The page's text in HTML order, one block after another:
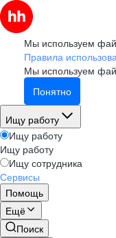
Мы используем
Правила
Мы используем
Понятно
Ищу работу
Ищу работу
Ищу работу
Ищу сотрудника
Сервисы
Помощь
Ещё
Поиск